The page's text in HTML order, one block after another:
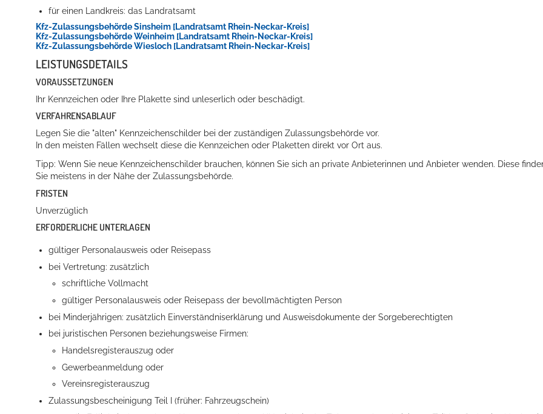
Konzerte, Tagungen und vieles mehr
Die Stadthalle Hockenheim bietet den perfekten Standort für Events aller Art!
für einen Landkreis: das Landratsamt
Kfz-Zulassungsbehörde Sinsheim [Landratsamt Rhein-Neckar-Kreis]
Kfz-Zulassungsbehörde Weinheim [Landratsamt Rhein-Neckar-Kreis]
Kfz-Zulassungsbehörde Wiesloch [Landratsamt Rhein-Neckar-Kreis]
LEISTUNGSDETAILS
VORAUSSETZUNGEN
Ihr Kennzeichen oder Ihre Plakette sind unleserlich oder beschädigt.
VERFAHRENSABLAUF
Legen Sie die "alten" Kennzeichenschilder bei der zuständigen Zulassungsbehörde vor.
In den meisten Fällen wechselt diese die Kennzeichen oder Plaketten direkt vor Ort aus.
Tipp: Wenn Sie neue Kennzeichenschilder brauchen, können Sie sich an private Anbieterinnen und Anbieter wenden. Diese
Sie meistens in der Nähe der Zulassungsbehörde.
FRISTEN
Unverzüglich
ERFORDERLICHE UNTERLAGEN
gültiger Personalausweis oder Reisepass
bei Vertretung: zusätzlich
schriftliche Vollmacht
gültiger Personalausweis oder Reisepass der bevollmächtigten Person
bei Minderjährigen: zusätzlich Einverständniserklärung und Ausweisdokumente der Sorgeberechtigten
bei juristischen Personen beziehungsweise Firmen:
Handelsregisterauszug oder
Gewerbeanmeldung oder
Vereinsregisterauszug
Zulassungsbescheinigung Teil I (früher: Fahrzeugschein)